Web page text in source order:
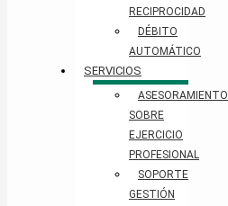
RECIPROCIDAD
DÉBITO
AUTOMÁTICO
SERVICIOS
ASESORAMIENTO
SOBRE
EJERCICIO
PROFESIONAL
SOPORTE
GESTIÓN